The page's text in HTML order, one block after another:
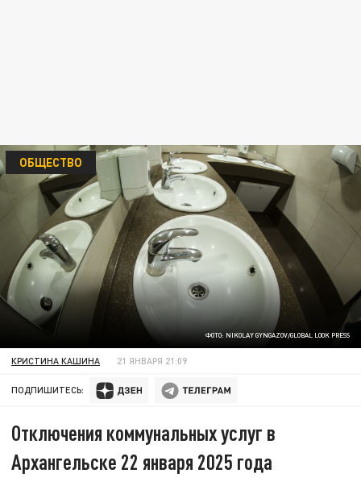
ФОТО: NIKOLAY GYNGAZOV/GLOBAL LOOK PRESS
ОБЩЕСТВО
КРИСТИНА КАШИНА 21 ЯНВАРЯ 21:09
ПОДПИШИТЕСЬ:
Отключения коммунальных услуг в
Архангельске 22 января 2025 года